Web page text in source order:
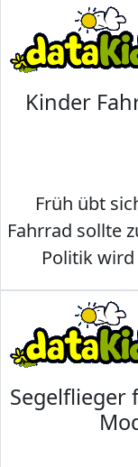
Kinder
Früh übt
Fahrrad sollte
Politik
Segelflieger